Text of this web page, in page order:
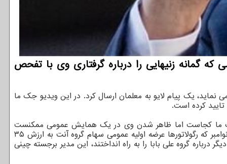
گمانه زنیهایی را درباره گرفتاری وی با تفحص
می نماید، یک پیام لایو به معلمان ارسال کرد. در این ویدیو جک ما
کرده است.
جک ما کجاست اما ظاهر شدن وی در یک همایش عمومی ممکنست
شایعات درباره سرنوشت وی را بخواباند به خصوص که پکن در حال تحقیقات از گروه مالی آنلاین آنت و گروه هولدینگ علی بابا است. از نوامبر که رگولاتورها عرضه اولیه عمومی سهام گروه آنت به ارزش ۳۵
گروه علی بابا را به راه انداختند، این مدیر برجسته چینی